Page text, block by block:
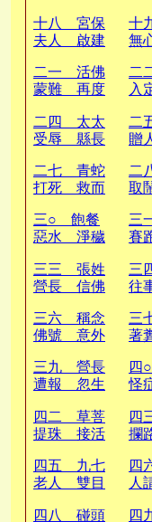
十八 宮保
夫人 啟建
十
無
二一 活佛
蒙難 再度
二
入
二四 太太
受辱 縣長
二
贈
二七 青蛇
打死 救而
二
取
三○ 飽餐
惡水 淨穢
三
賽
三三 張姓
營長 信佛
三
往
三六 稱念
佛號 意外
三
著
三九 營長
遭報 忽生
四
怪
四二 草菩
提珠 接活
四
攔
四五 九七
老人 雙目
四
人
四八 碰頭
四